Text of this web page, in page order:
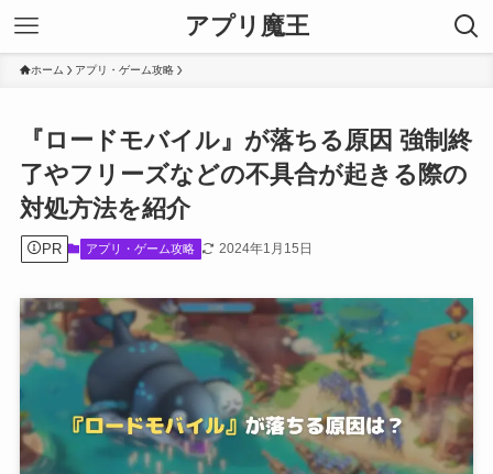
アプリ魔王
ホーム アプリ・ゲーム攻略
『ロードモバイル』が落ちる原因 強制終
了やフリーズなどの不具合が起きる際の
対処方法を紹介
PR アプリ・ゲーム攻略 2024年1月15日